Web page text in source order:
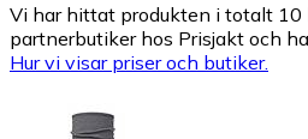
Vi har hittat produkten i totalt 10
partnerbutiker hos Prisjakt och
Hur vi visar priser och butiker.